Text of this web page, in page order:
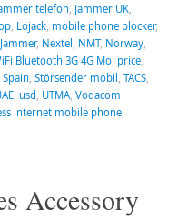
telefon Jammer UK,
, Lojack, mobile phone blocker,
, Nextel NMT, Norway,
Bluetooth 3G 4G Mo, price,
Spain Störsender mobil TACS,
, usd UTMA, Vodacom
internet mobile phone,
Accessory